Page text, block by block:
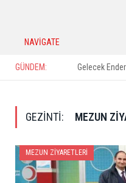
NAVIGATE
GÜNDEM: Gelecek
GEZINTI: MEZUN
MEZUN ZIYARETLERI